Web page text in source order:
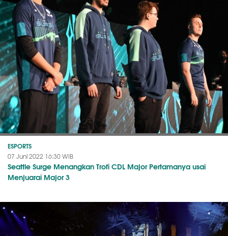
ESPORTS
07 Juni 2022 16:30 WIB
Seattle Surge Menangkan Trofi CDL Major Pertamanya usai
Menjuarai Major 3